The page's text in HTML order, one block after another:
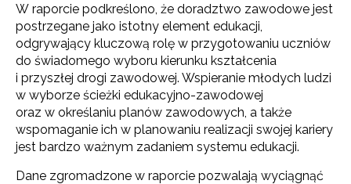
W raporcie podkreślono, że doradztwo zawodowe jest
postrzegane jako istotny element edukacji,
odgrywający kluczową rolę w przygotowaniu uczniów
do świadomego wyboru kierunku kształcenia
i przyszłej drogi zawodowej. Wspieranie młodych ludzi
w wyborze ścieżki edukacyjno-zawodowej
oraz w określaniu planów zawodowych, a także
wspomaganie ich w planowaniu realizacji swojej kariery
jest bardzo ważnym zadaniem systemu edukacji.
Dane zgromadzone w raporcie pozwalają wyciągnąć